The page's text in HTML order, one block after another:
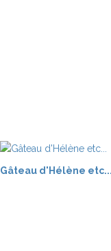
Gâteau d'Hélène